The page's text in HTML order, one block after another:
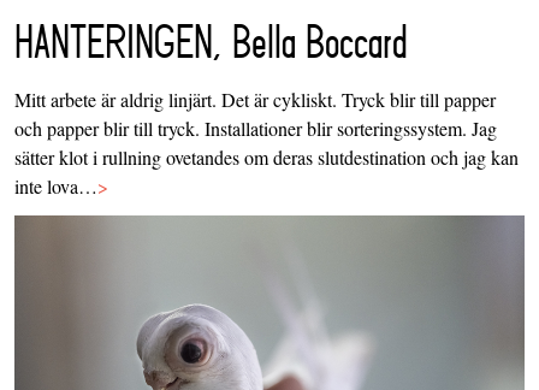
HANTERINGEN, Bella Boccard
Mitt arbete är aldrig linjärt. Det är cykliskt. Tryck blir till papper
och papper blir till tryck. Installationer blir sorteringssystem. Jag
sätter klot i rullning ovetandes om deras slutdestination och jag kan
inte lova…>